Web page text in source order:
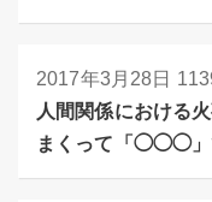
2017年3月28日
人間関係における
まくって「◯◯◯」